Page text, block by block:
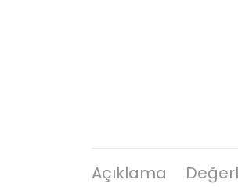
Açıklama